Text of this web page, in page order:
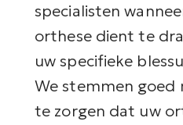
specialisten
orthese dient te
uw specifieke
We stemmen
te zorgen dat uw